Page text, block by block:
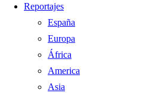
Reportajes
España
Europa
África
America
Asia